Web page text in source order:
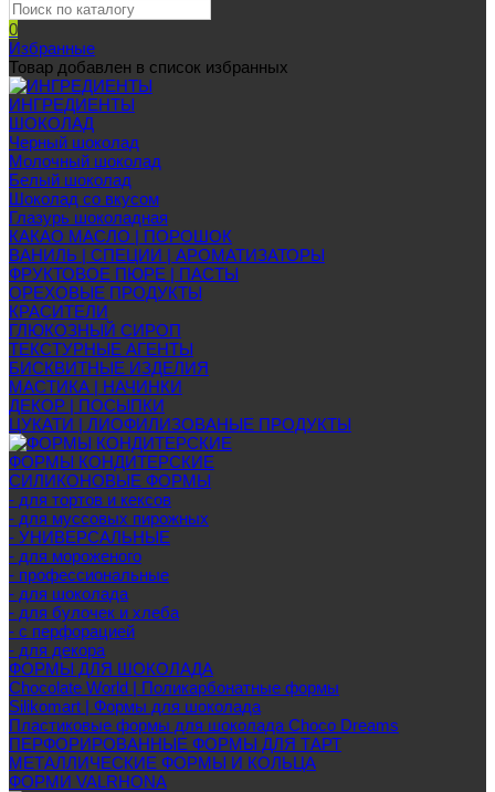
0
Избранные
Товар добавлен в список избранных
ИНГРЕДИЕНТЫ
ШОКОЛАД
Черный шоколад
Молочный шоколад
Белый шоколад
Шоколад со вкусом
Глазурь шоколадная
КАКАО МАСЛО | ПОРОШОК
ВАНИЛЬ | СПЕЦИИ | АРОМАТИЗАТОРЫ
ФРУКТОВОЕ ПЮРЕ | ПАСТЫ
ОРЕХОВЫЕ ПРОДУКТЫ
КРАСИТЕЛИ
ГЛЮКОЗНЫЙ СИРОП
ТЕКСТУРНЫЕ АГЕНТЫ
БИСКВИТНЫЕ ИЗДЕЛИЯ
МАСТИКА | НАЧИНКИ
ДЕКОР | ПОСЫПКИ
ЦУКАТИ | ЛИОФИЛИЗОВАНЫЕ ПРОДУКТЫ
ФОРМЫ КОНДИТЕРСКИЕ
СИЛИКОНОВЫЕ ФОРМЫ
- для тортов и кексов
- для муссовых пирожных
- УНИВЕРСАЛЬНЫЕ
- для мороженого
- профессиональные
- для шоколада
- для булочек и хлеба
- с перфорацией
- для декора
ФОРМЫ ДЛЯ ШОКОЛАДА
Chocolate World | Поликарбонатные формы
Silikomart | Формы для шоколада
Пластиковые формы для шоколада Choco Dreams
ПЕРФОРИРОВАННЫЕ ФОРМЫ ДЛЯ ТАРТ
МЕТАЛЛИЧЕСКИЕ ФОРМЫ И КОЛЬЦА
ФОРМИ VALRHONA